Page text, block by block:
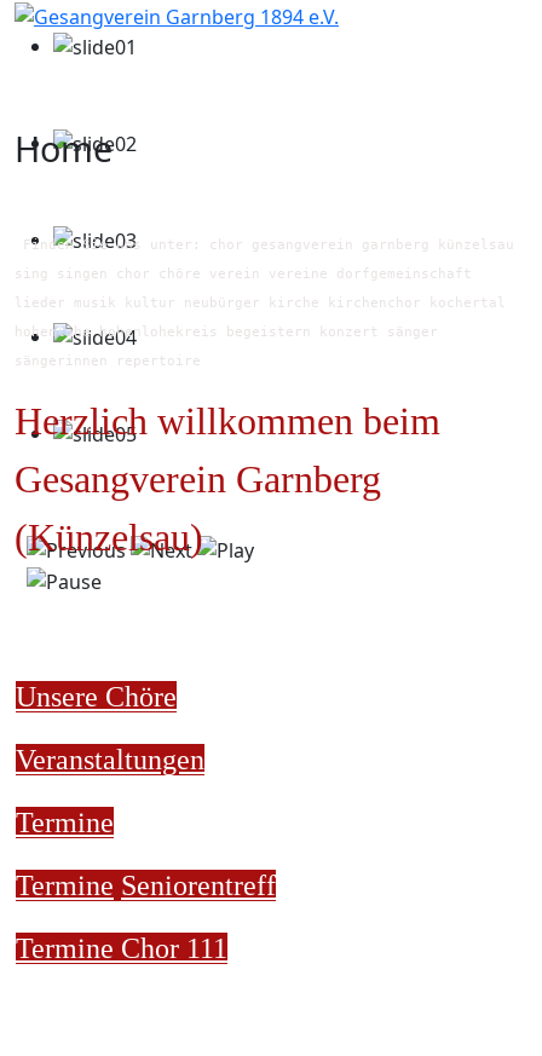
Home
Finden Sie uns unter: chor gesangverein garnberg künzelsau
sing singen chor chöre verein vereine dorfgemeinschaft
lieder musik kultur neubürger kirche kirchenchor kochertal
hohenlohe hohenlohekreis begeistern konzert sänger
sängerinnen repertoire
Herzlich willkommen beim
Gesangverein Garnberg
(Künzelsau)
Unsere Chöre
Veranstaltungen
Termine
Termine Seniorentreff
Termine Chor 111